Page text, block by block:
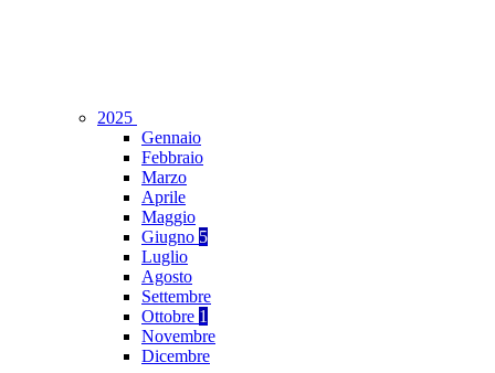
2025
Gennaio
Febbraio
Marzo
Aprile
Maggio
Giugno 5
Luglio
Agosto
Settembre
Ottobre 1
Novembre
Dicembre